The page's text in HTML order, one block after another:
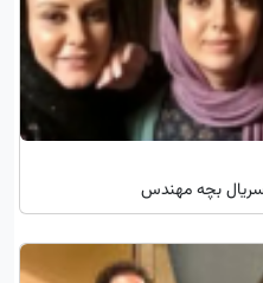
سریال بچه مهندس